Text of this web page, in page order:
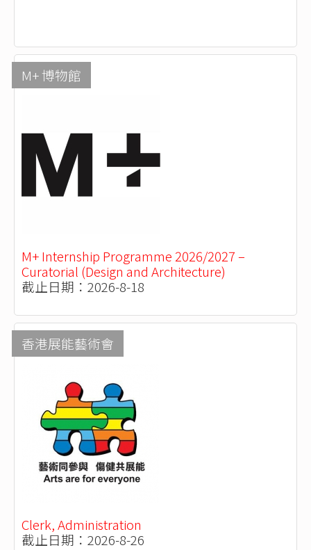
M+ 博物館
M+ Internship Programme 2026/2027 –
Curatorial (Design and Architecture)
截止日期：2026-8-18
香港展能藝術會
Clerk, Administration
截止日期：2026-8-26